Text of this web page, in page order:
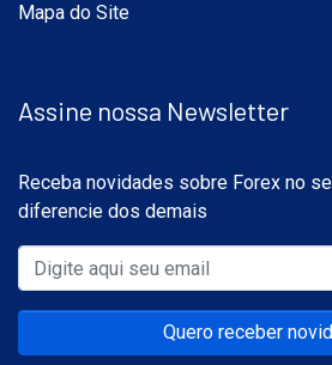
Mapa do Site
Assine nossa Newsletter
Receba novidades sobre Forex no
diferencie dos demais
Quero receber